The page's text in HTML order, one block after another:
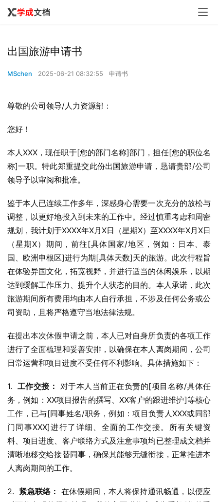
出国旅游申请书
MSchen 2025-06-21 08:32:55 申请书
尊敬的公司领导/人力资源部：
您好！
本人XXX，现任职于[您的部门名称]部门，担任[您的职位名
称]一职。特此郑重提交此份出国旅游申请，恳请贵部/公司
领导予以审阅和批准。
鉴于本人已连续工作多年，深感身心需要一次充分的放松与
调整，以更好地投入到未来的工作中。经过慎重考虑和周密
规划，我计划于XXXX年X月X日（星期X）至XXXX年X月X日
（星期X）期间，前往[具体国家/地区，例如：日本、泰
国、欧洲申根区]进行为期[具体天数]天的旅游。此次行程旨
在体验异国文化，拓宽视野，并进行适当的休闲娱乐，以期
达到缓解工作压力、提升个人状态的目的。本人承诺，此次
旅游期间所有费用均由本人自行承担，不涉及任何公务或公
司资助，且将严格遵守当地法律法规。
在提出本次休假申请之前，本人已对自身所负责的各项工作
进行了全面梳理和妥善安排，以确保在本人离岗期间，公司
日常运营和项目进度不受任何不利影响。具体措施如下：
1. 工作交接： 对于本人当前正在负责的[项目名称/具体任
务，例如：XX项目报告的撰写、XX客户的跟进维护]等核心
工作，已与[同事姓名/职务，例如：项目负责人XXX或同部
门同事XXX]进行了详细、全面的工作交接。所有关键资
料、项目进度、客户联络方式及注意事项均已整理成文档并
清晰地移交给接替同事，确保其能够无缝衔接，正常推进本
人离岗期间的工作。
2. 紧急联络： 在休假期间，本人将保持通讯畅通，以便应